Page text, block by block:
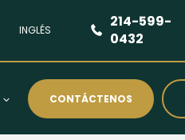
INGLÉS
214-599-
0432
CONTÁCTENOS